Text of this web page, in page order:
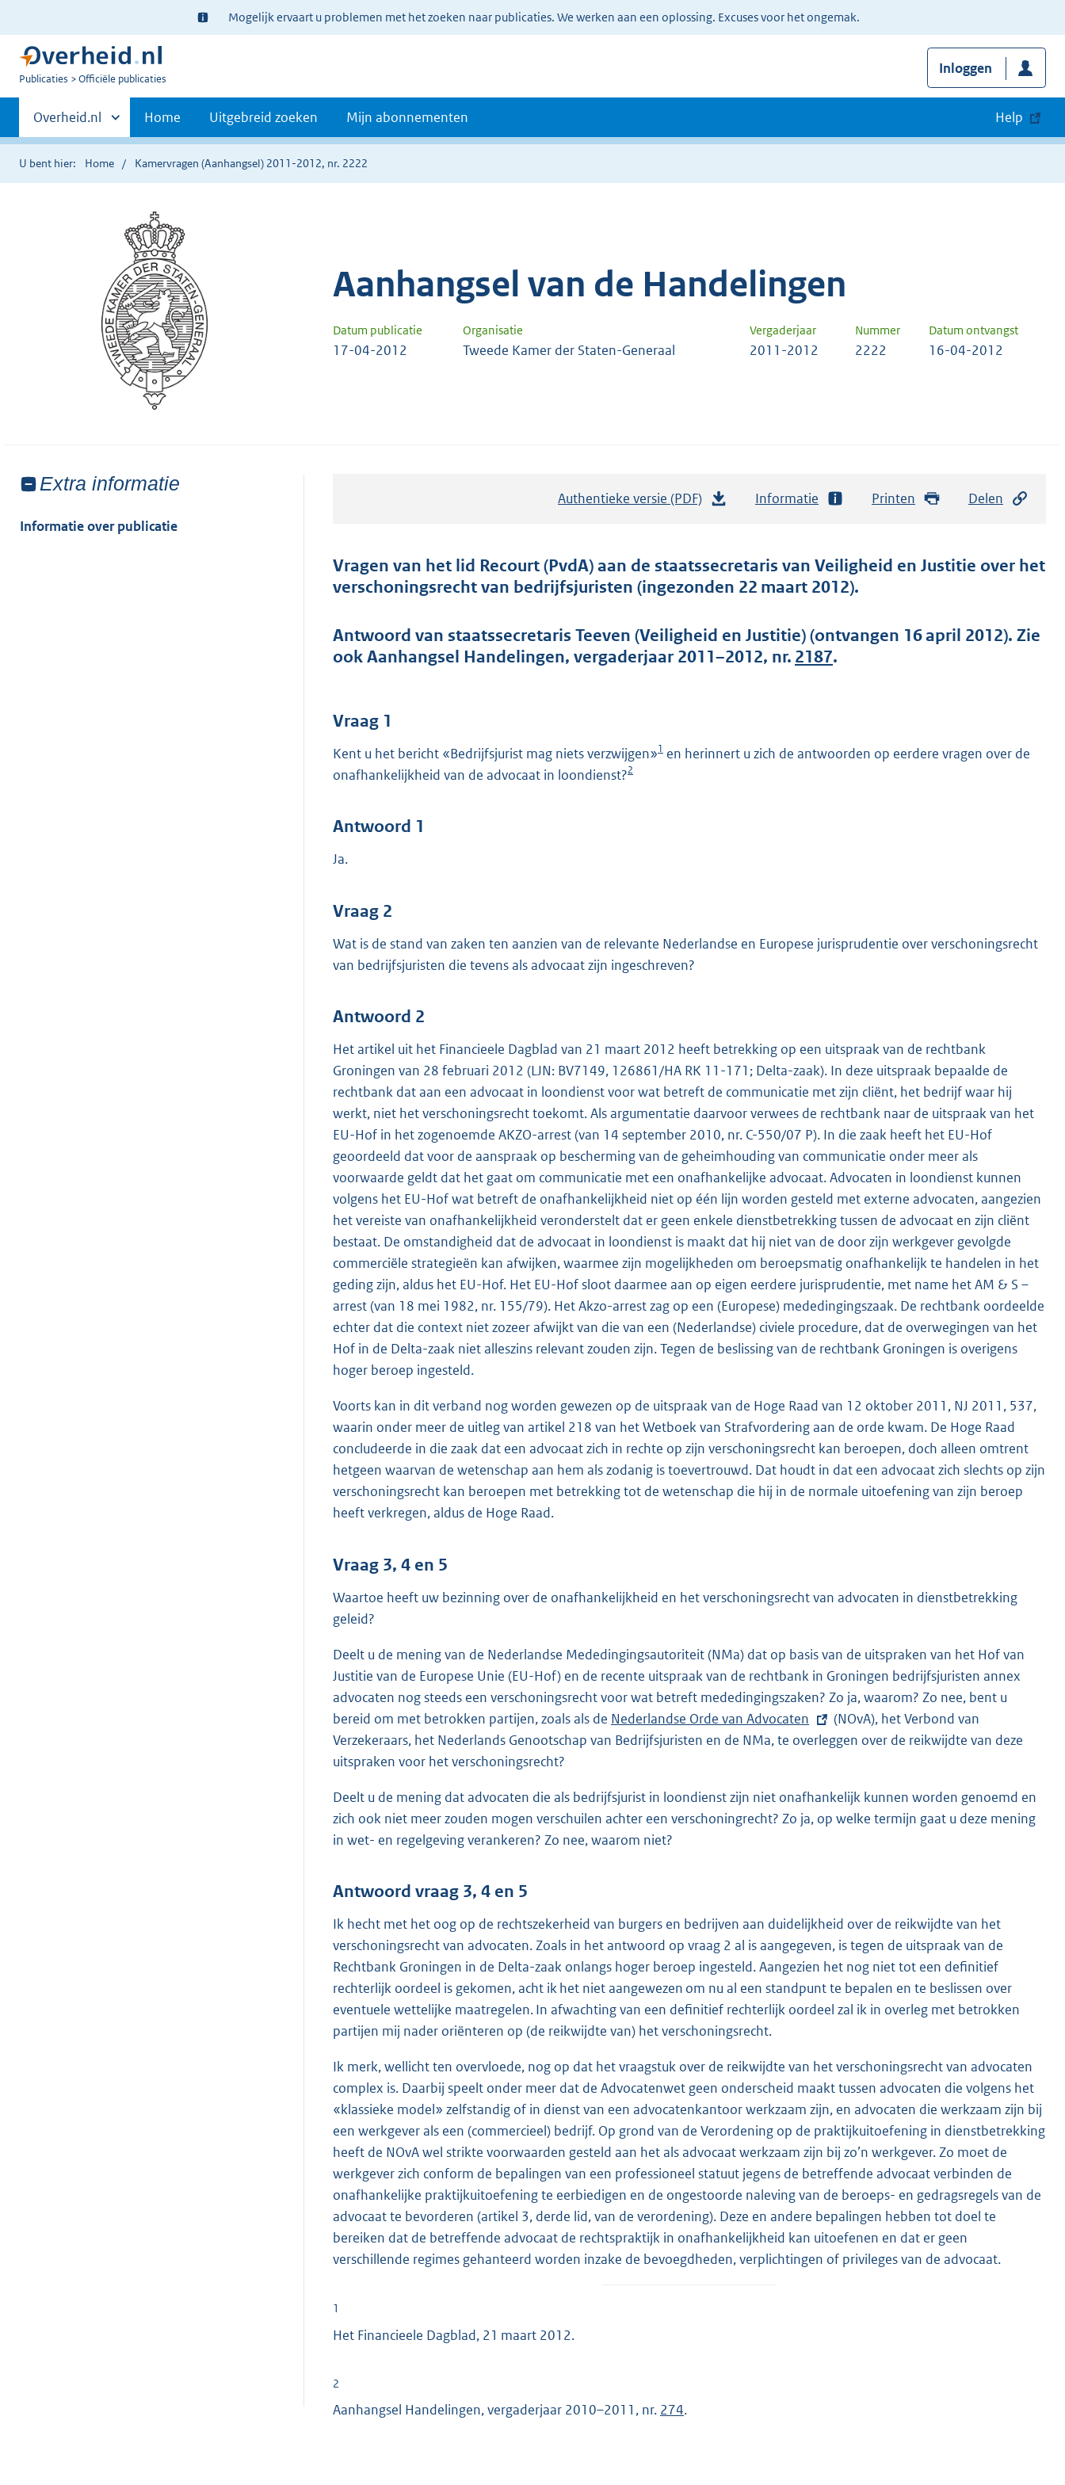
Ter
informatie:
Mogelijk ervaart u problemen met het zoeken naar publicaties. We werken aan een oplossing. Excuses voor het ongemak.
U
Publicaties Officiële publicaties
Inloggen
Primaire
navigatie
Andere
sites
binnen
Overheid.nl Home Uitgebreid zoeken Mijn abonnementen Help
U bent hier: Home Kamervragen (Aanhangsel) 2011-2012, nr. 2222
Aanhangsel van de Handelingen
Datum publicatie Organisatie Vergaderjaar Nummer Datum ontvangst
17-04-2012 Tweede Kamer der Staten-Generaal 2011-2012 2222 16-04-2012
Toon
van:
Extra informatie
Informatie over publicatie
Authentieke versie (PDF)
t
a
d
s
t
Informatie Printen Delen
Vragen van het lid Recourt (PvdA) aan de staatssecretaris van Veiligheid en Justitie over het
verschoningsrecht van bedrijfsjuristen (ingezonden 22 maart 2012).
Antwoord van staatssecretaris Teeven (Veiligheid en Justitie) (ontvangen 16 april 2012). Zie
ook Aanhangsel Handelingen, vergaderjaar 2011–2012, nr. 2187.
Vraag 1
Kent u het bericht «Bedrijfsjurist mag niets verzwijgen»1 en herinnert u zich de antwoorden op eerdere vragen over de
onafhankelijkheid van de advocaat in loondienst?2
Antwoord 1
Ja.
Vraag 2
Wat is de stand van zaken ten aanzien van de relevante Nederlandse en Europese jurisprudentie over verschoningsrecht
van bedrijfsjuristen die tevens als advocaat zijn ingeschreven?
Antwoord 2
Het artikel uit het Financieele Dagblad van 21 maart 2012 heeft betrekking op een uitspraak van de rechtbank
Groningen van 28 februari 2012 (LJN: BV7149, 126861/HA RK 11-171; Delta-zaak). In deze uitspraak bepaalde de
rechtbank dat aan een advocaat in loondienst voor wat betreft de communicatie met zijn cliënt, het bedrijf waar hij
werkt, niet het verschoningsrecht toekomt. Als argumentatie daarvoor verwees de rechtbank naar de uitspraak van het
EU-Hof in het zogenoemde AKZO-arrest (van 14 september 2010, nr. C-550/07 P). In die zaak heeft het EU-Hof
geoordeeld dat voor de aanspraak op bescherming van de geheimhouding van communicatie onder meer als
voorwaarde geldt dat het gaat om communicatie met een onafhankelijke advocaat. Advocaten in loondienst kunnen
volgens het EU-Hof wat betreft de onafhankelijkheid niet op één lijn worden gesteld met externe advocaten, aangezien
het vereiste van onafhankelijkheid veronderstelt dat er geen enkele dienstbetrekking tussen de advocaat en zijn cliënt
bestaat. De omstandigheid dat de advocaat in loondienst is maakt dat hij niet van de door zijn werkgever gevolgde
commerciële strategieën kan afwijken, waarmee zijn mogelijkheden om beroepsmatig onafhankelijk te handelen in het
geding zijn, aldus het EU-Hof. Het EU-Hof sloot daarmee aan op eigen eerdere jurisprudentie, met name het AM & S –
arrest (van 18 mei 1982, nr. 155/79). Het Akzo-arrest zag op een (Europese) mededingingszaak. De rechtbank oordeelde
echter dat die context niet zozeer afwijkt van die van een (Nederlandse) civiele procedure, dat de overwegingen van het
Hof in de Delta-zaak niet alleszins relevant zouden zijn. Tegen de beslissing van de rechtbank Groningen is overigens
hoger beroep ingesteld.
Voorts kan in dit verband nog worden gewezen op de uitspraak van de Hoge Raad van 12 oktober 2011, NJ 2011, 537,
waarin onder meer de uitleg van artikel 218 van het Wetboek van Strafvordering aan de orde kwam. De Hoge Raad
concludeerde in die zaak dat een advocaat zich in rechte op zijn verschoningsrecht kan beroepen, doch alleen omtrent
hetgeen waarvan de wetenschap aan hem als zodanig is toevertrouwd. Dat houdt in dat een advocaat zich slechts op zijn
verschoningsrecht kan beroepen met betrekking tot de wetenschap die hij in de normale uitoefening van zijn beroep
heeft verkregen, aldus de Hoge Raad.
Vraag 3, 4 en 5
Waartoe heeft uw bezinning over de onafhankelijkheid en het verschoningsrecht van advocaten in dienstbetrekking
geleid?
Deelt u de mening van de Nederlandse Mededingingsautoriteit (NMa) dat op basis van de uitspraken van het Hof van
Justitie van de Europese Unie (EU-Hof) en de recente uitspraak van de rechtbank in Groningen bedrijfsjuristen annex
advocaten nog steeds een verschoningsrecht voor wat betreft mededingingszaken? Zo ja, waarom? Zo nee, bent u
bereid om met betrokken partijen, zoals als de E
x
r
n
e
k
:
Nederlandse Orde van Advocaten
(NOvA), het Verbond van
Verzekeraars, het Nederlands Genootschap van Bedrijfsjuristen en de NMa, te overleggen over de reikwijdte van deze
uitspraken voor het verschoningsrecht?
Deelt u de mening dat advocaten die als bedrijfsjurist in loondienst zijn niet onafhankelijk kunnen worden genoemd en
zich ook niet meer zouden mogen verschuilen achter een verschoningrecht? Zo ja, op welke termijn gaat u deze mening
in wet- en regelgeving verankeren? Zo nee, waarom niet?
Antwoord vraag 3, 4 en 5
Ik hecht met het oog op de rechtszekerheid van burgers en bedrijven aan duidelijkheid over de reikwijdte van het
verschoningsrecht van advocaten. Zoals in het antwoord op vraag 2 al is aangegeven, is tegen de uitspraak van de
Rechtbank Groningen in de Delta-zaak onlangs hoger beroep ingesteld. Aangezien het nog niet tot een definitief
rechterlijk oordeel is gekomen, acht ik het niet aangewezen om nu al een standpunt te bepalen en te beslissen over
eventuele wettelijke maatregelen. In afwachting van een definitief rechterlijk oordeel zal ik in overleg met betrokken
partijen mij nader oriënteren op (de reikwijdte van) het verschoningsrecht.
Ik merk, wellicht ten overvloede, nog op dat het vraagstuk over de reikwijdte van het verschoningsrecht van advocaten
complex is. Daarbij speelt onder meer dat de Advocatenwet geen onderscheid maakt tussen advocaten die volgens het
«klassieke model» zelfstandig of in dienst van een advocatenkantoor werkzaam zijn, en advocaten die werkzaam zijn bij
een werkgever als een (commercieel) bedrijf. Op grond van de Verordening op de praktijkuitoefening in dienstbetrekking
heeft de NOvA wel strikte voorwaarden gesteld aan het als advocaat werkzaam zijn bij zo’n werkgever. Zo moet de
werkgever zich conform de bepalingen van een professioneel statuut jegens de betreffende advocaat verbinden de
onafhankelijke praktijkuitoefening te eerbiedigen en de ongestoorde naleving van de beroeps- en gedragsregels van de
advocaat te bevorderen (artikel 3, derde lid, van de verordening). Deze en andere bepalingen hebben tot doel te
bereiken dat de betreffende advocaat de rechtspraktijk in onafhankelijkheid kan uitoefenen en dat er geen
verschillende regimes gehanteerd worden inzake de bevoegdheden, verplichtingen of privileges van de advocaat.
1
Het Financieele Dagblad, 21 maart 2012.
2
Aanhangsel Handelingen, vergaderjaar 2010–2011, nr. 274.